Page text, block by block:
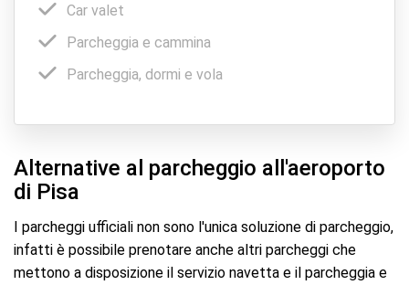
Car valet
Parcheggia e cammina
Parcheggia, dormi e vola
Alternative al parcheggio all'aeroporto
di Pisa
I parcheggi ufficiali non sono l'unica soluzione di parcheggio,
infatti è possibile prenotare anche altri parcheggi che
mettono a disposizione il servizio navetta e il parcheggia e